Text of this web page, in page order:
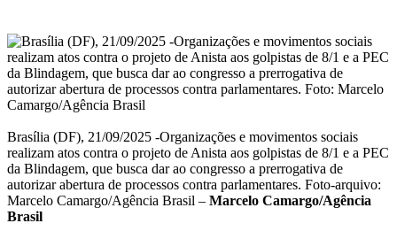
Brasília (DF), 21/09/2025 -Organizações e movimentos sociais
realizam atos contra o projeto de Anista aos golpistas de 8/1 e a PEC
da Blindagem, que busca dar ao congresso a prerrogativa de
autorizar abertura de processos contra parlamentares. Foto-arquivo:
Marcelo Camargo/Agência Brasil – Marcelo Camargo/Agência
Brasil